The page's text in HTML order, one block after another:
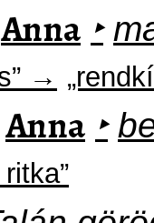
Anna ‣
→
Anna ‣